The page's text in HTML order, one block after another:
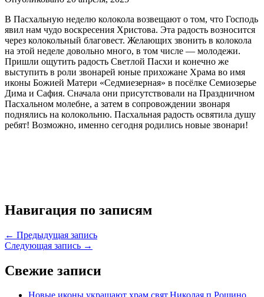
В Пасхальную неделю колокола возвещают о том, что Господь
явил нам чудо воскресения Христова. Эта радость возносится
через колокольный благовест. Желающих звонить в колокола
на этой неделе довольно много, в том числе — молодежи.
Пришли ощутить радость Светлой Пасхи и конечно же
выступить в роли звонарей юные прихожане Храма во имя
иконы Божией Матери «Седмиезерная» в посёлке Семиозерье
Дима и Сафия. Сначала они присутствовали на Праздничном
Пасхальном молебне, а затем в сопровождении звонаря
поднялись на колокольню. Пасхальная радость освятила душу
ребят! Возможно, именно сегодня родились новые звонари!
Навигация по записям
← Предыдущая запись
Следующая запись →
Свежие записи